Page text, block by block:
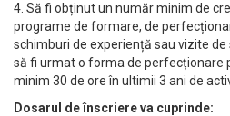
4. Să fi obținut un număr minim de
programe de formare, de
schimburi de experiență sau vizite de
să fi urmat o forma de perfecționare
minim 30 de ore în ultimii 3 ani de
Dosarul de înscriere va cuprinde: